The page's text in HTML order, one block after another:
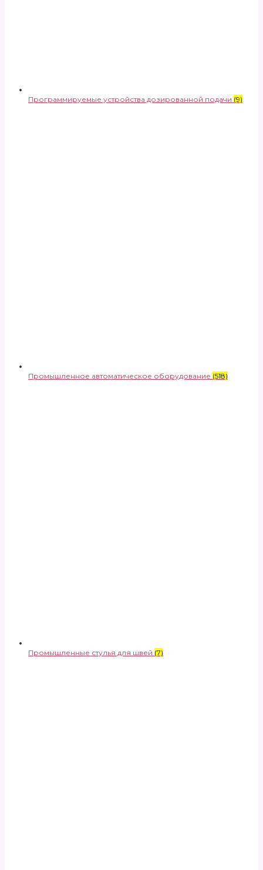
Программируемые устройства дозированной подачи (9)
Промышленное автоматическое оборудование (518)
Промышленные стулья для швей (7)